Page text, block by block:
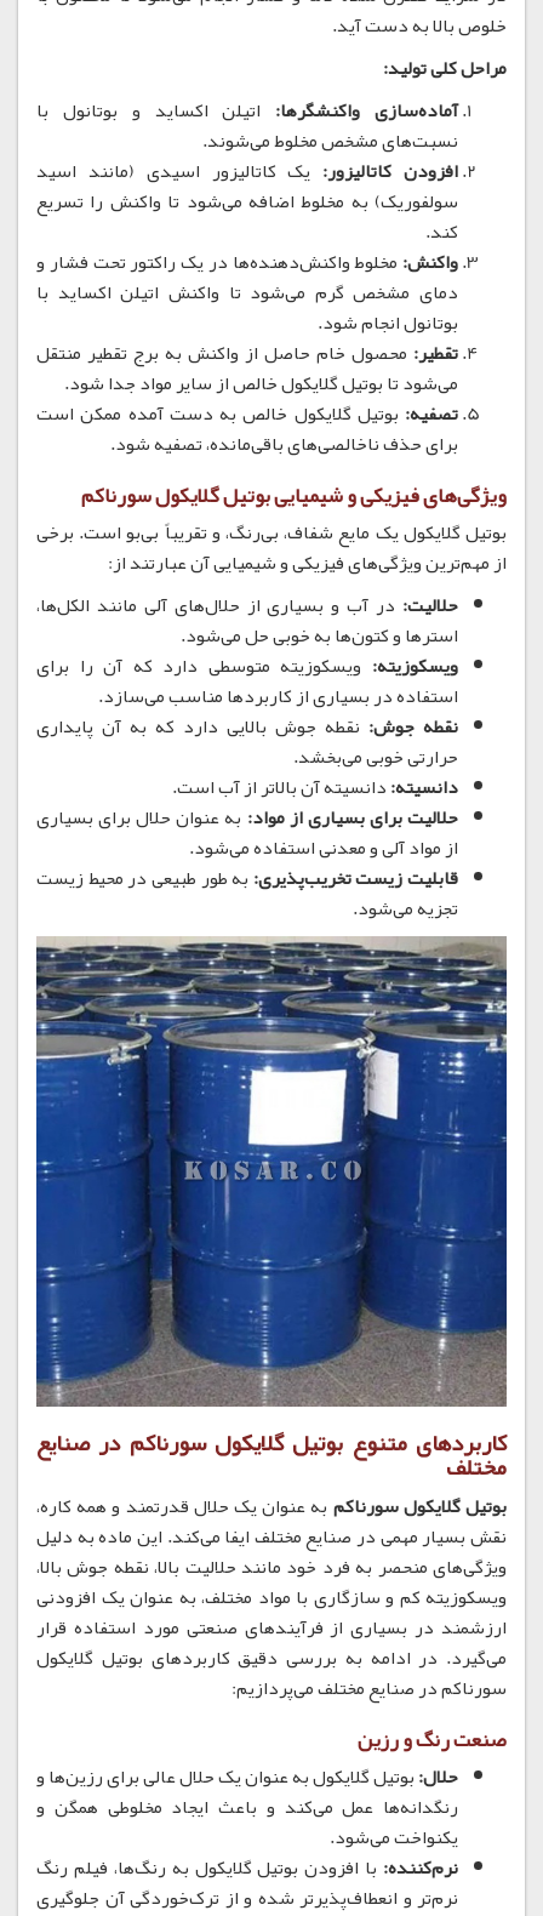
خلوص بالا به دست آید.
مراحل کلی تولید:
آماده‌سازی واکنشگرها: اتیلن اکساید و بوتانول با
نسبت‌های مشخص مخلوط می‌شوند.
افزودن کاتالیزور: یک کاتالیزور اسیدی (مانند اسید
سولفوریک) به مخلوط اضافه می‌شود تا واکنش را تسریع
کند.
واکنش: مخلوط واکنش‌دهنده‌ها در یک راکتور تحت فشار و
دمای مشخص گرم می‌شود تا واکنش اتیلن اکساید با
بوتانول انجام شود.
تقطیر: محصول خام حاصل از واکنش به برج تقطیر منتقل
می‌شود تا بوتیل گلایکول خالص از سایر مواد جدا شود.
تصفیه: بوتیل گلایکول خالص به دست آمده ممکن است
برای حذف ناخالصی‌های باقی‌مانده، تصفیه شود.
ویژگی‌های فیزیکی و شیمیاییبوتیل گلایکول سورناکم
بوتیل گلایکول یک مایع شفاف، بی‌رنگ، و تقریباً بی‌بو است. برخی
از مهم‌ترین ویژگی‌های فیزیکی و شیمیایی آن عبارتند از:
حلالیت: در آب و بسیاری از حلال‌های آلی مانند الکل‌ها،
استرها و کتون‌ها به خوبی حل می‌شود.
ویسکوزیته: ویسکوزیته متوسطی دارد که آن را برای
استفاده در بسیاری از کاربردها مناسب می‌سازد.
نقطه جوش: نقطه جوش بالایی دارد که به آن پایداری
حرارتی خوبی می‌بخشد.
دانسیته:دانسیته آن بالاتر از آب است.
حلالیت برای بسیاری از مواد: به عنوان حلال برای بسیاری
از مواد آلی و معدنی استفاده می‌شود.
قابلیت زیست تخریب‌پذیری: به طور طبیعی در محیط زیست
تجزیه می‌شود.
کاربردهای متنوع بوتیل گلایکول سورناکم در صنایع
مختلف
بوتیل گلایکول سورناکم به عنوان یک حلال قدرتمند و همه کاره،
نقش بسیار مهمی در صنایع مختلف ایفا می‌کند. این ماده به دلیل
ویژگی‌های منحصر به فرد خود مانند حلالیت بالا، نقطه جوش بالا،
ویسکوزیته کم و سازگاری با مواد مختلف، به عنوان یک افزودنی
ارزشمند در بسیاری از فرآیندهای صنعتی مورد استفاده قرار
می‌گیرد. در ادامه به بررسی دقیق کاربردهای بوتیل گلایکول
سورناکم در صنایع مختلف می‌پردازیم:
صنعت رنگ و رزین
حلال:بوتیل گلایکول به عنوان یک حلال عالی برای رزین‌ها و
رنگدانه‌ها عمل می‌کند و باعث ایجاد مخلوطی همگن و
یکنواخت می‌شود.
نرم‌کننده: با افزودن بوتیل گلایکول به رنگ‌ها، فیلم رنگ
نرم‌تر و انعطاف‌پذیرتر شده و از ترک‌خوردگی آن جلوگیری